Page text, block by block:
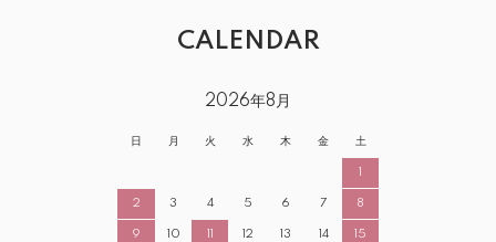
CALENDAR
2026年8月
日 月 火 水 木 金 土
1
2 3 4 5 6 7 8
9 10 11 12 13 14 15